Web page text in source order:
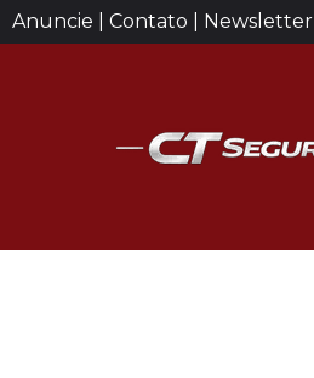
Anuncie | Contato | Newsletter